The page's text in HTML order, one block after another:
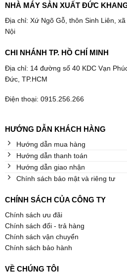
NHÀ MÁY SẢN XUẤT ĐỨC
Địa chỉ: Xứ Ngõ Gỗ, thôn Sinh Liên,
Nội
CHI NHÁNH TP. HỒ CHÍ MINH
Địa chỉ: 14 đường số 40 KDC Vạn
Đức, TP.HCM
Điện thoại: 0915.256.266
HƯỚNG DẪN KHÁCH HÀNG
Hướng dẫn mua hàng
Hướng dẫn thanh toán
Hướng dẫn giao nhận
Chính sách bảo mật và riêng tư
CHÍNH SÁCH CỦA CÔNG TY
Chính sách ưu đãi
Chính sách đổi - trả hàng
Chính sách vận chuyển
Chính sách bảo hành
VỀ CHÚNG TÔI